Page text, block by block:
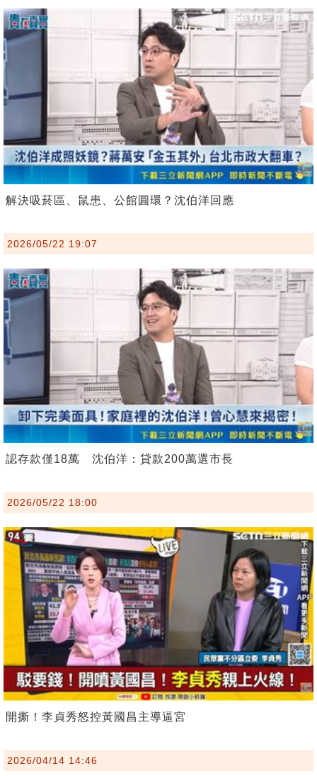
解決吸菸區、鼠患、公館圓環？沈伯洋回應
2026/05/22 19:07
認存款僅18萬 沈伯洋：貸款200萬選市長
2026/05/22 18:00
開撕！李貞秀怒控黃國昌主導逼宮
2026/04/14 14:46